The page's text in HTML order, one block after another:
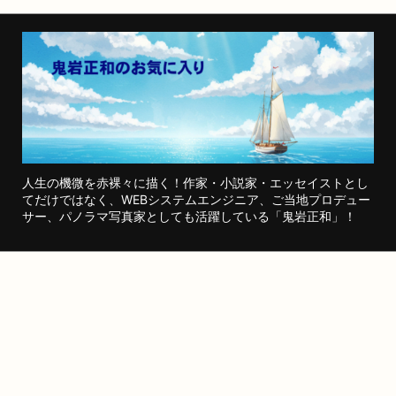
人生の機微を赤裸々に描く！作家・小説家・エッセイストとし
てだけではなく、WEBシステムエンジニア、ご当地プロデュー
サー、パノラマ写真家としても活躍している「鬼岩正和」！